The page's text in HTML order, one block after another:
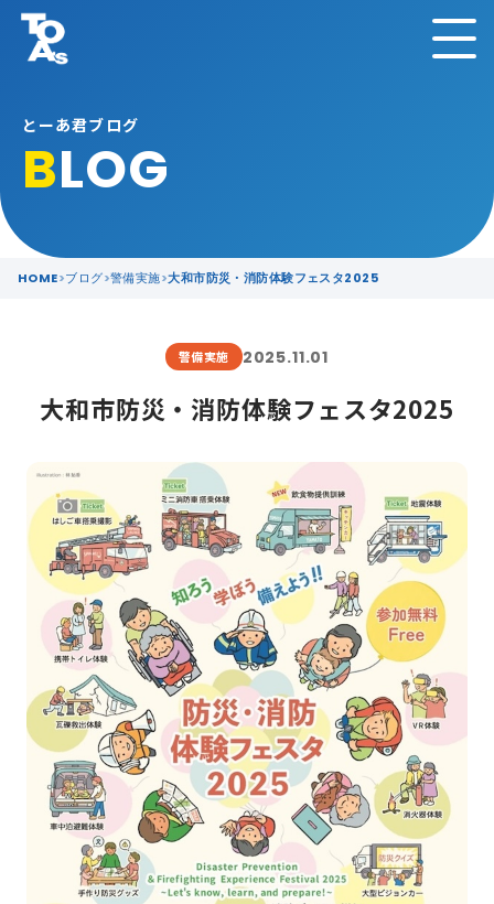
とーあ君ブログ
BLOG
HOME ブログ 警備実施 大和市防災・消防体験フェスタ2025
警備実施 2025.11.01
大和市防災・消防体験フェスタ2025